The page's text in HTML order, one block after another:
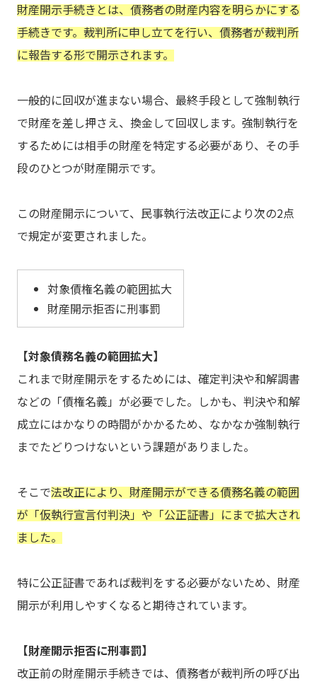
財産開示手続きとは、債務者の財産内容を明らかにする
手続きです。裁判所に申し立てを行い、債務者が裁判所
に報告する形で開示されます。
一般的に回収が進まない場合、最終手段として強制執行
で財産を差し押さえ、換金して回収します。強制執行を
するためには相手の財産を特定する必要があり、その手
段のひとつが財産開示です。
この財産開示について、民事執行法改正により次の2点
で規定が変更されました。
対象債権名義の範囲拡大
財産開示拒否に刑事罰
【対象債務名義の範囲拡大】
これまで財産開示をするためには、確定判決や和解調書
などの「債権名義」が必要でした。しかも、判決や和解
成立にはかなりの時間がかかるため、なかなか強制執行
までたどりつけないという課題がありました。
そこで法改正により、財産開示ができる債務名義の範囲
が「仮執行宣言付判決」や「公正証書」にまで拡大され
ました。
特に公正証書であれば裁判をする必要がないため、財産
開示が利用しやすくなると期待されています。
【財産開示拒否に刑事罰】
改正前の財産開示手続きでは、債務者が裁判所の呼び出